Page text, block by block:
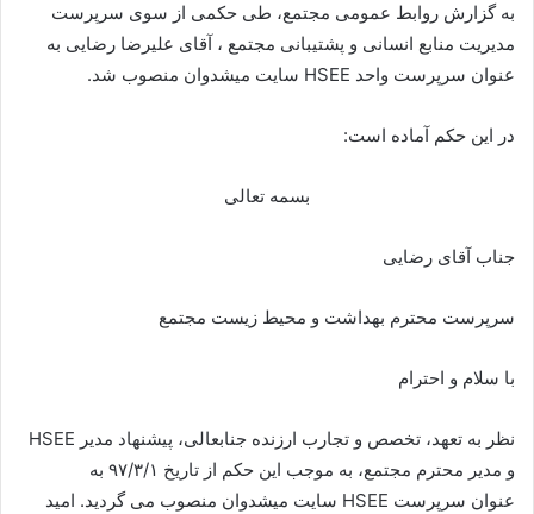
به گزارش روابط عمومی مجتمع، طی حکمی از سوی سرپرست
مدیریت منابع انسانی و پشتیبانی مجتمع ، آقای علیرضا رضایی به
عنوان سرپرست واحد HSEE سایت میشدوان منصوب شد.
در این حکم آماده است:
بسمه تعالی
جناب آقای رضایی
سرپرست محترم بهداشت و محیط زیست مجتمع
با سلام و احترام
نظر به تعهد، تخصص و تجارب ارزنده جنابعالی، پیشنهاد مدیر HSEE
و مدیر محترم مجتمع، به موجب این حکم از تاریخ ۹۷/۳/۱ به
عنوان سرپرست HSEE سایت میشدوان منصوب می گردید. امید